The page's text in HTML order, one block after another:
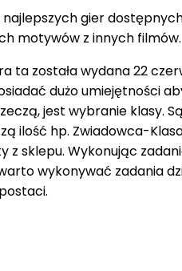
najlepszych gier
motywów z innych filmów.
ta została wydana 22
dużo umiejętności
jest wybranie klasy.
ilość hp. Zwiadowca-
z sklepu. Wykonując
wykonywać zadania